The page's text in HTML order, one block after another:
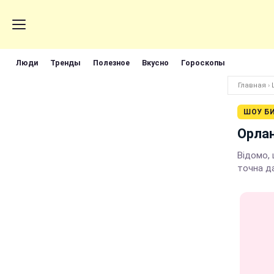
Люди Тренды Полезное Вкусно Гороскопы
Главная ›
ШОУ
Відомо,
точна